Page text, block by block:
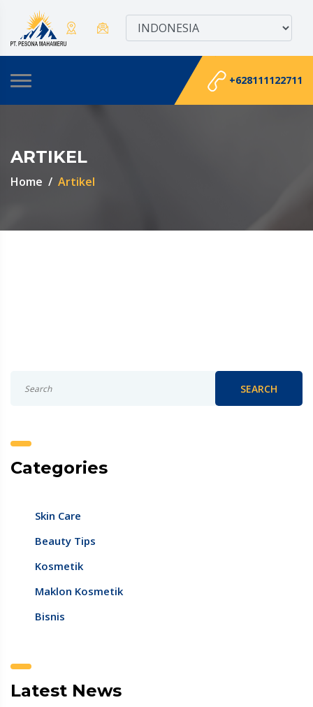
+628111122711
ARTIKEL
Home Artikel
SEARCH
Categories
Skin Care
Beauty Tips
Kosmetik
Maklon Kosmetik
Bisnis
Latest News